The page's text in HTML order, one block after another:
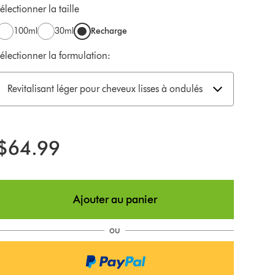
la taille
100ml 30ml Recharge
la formulation:
Revitalisant léger pour cheveux lisses à ondulés
Ajouter au panier
ou